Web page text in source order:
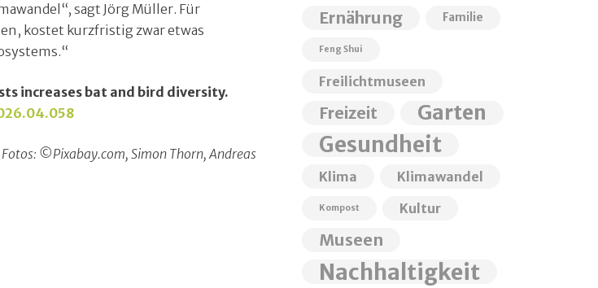
sagt Jörg Müller. Für
kostet kurzfristig zwar etwas
increases bat and bird diversity.
©Pixabay.com, Simon Thorn, Andreas
Ernährung Familie
Feng Shui
Freilichtmuseen
Freizeit Garten
Gesundheit
Klima Klimawandel
Kompost Kultur
Museen
Nachhaltigkeit